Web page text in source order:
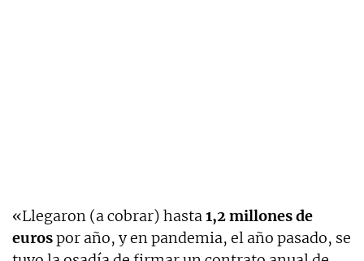
«Llegaron (a cobrar) hasta1,2 millones de
eurospor año, y en pandemia, el año pasado, se